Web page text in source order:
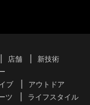
店舗
新技術
ブ
アウトドア
ツ ライフスタイル